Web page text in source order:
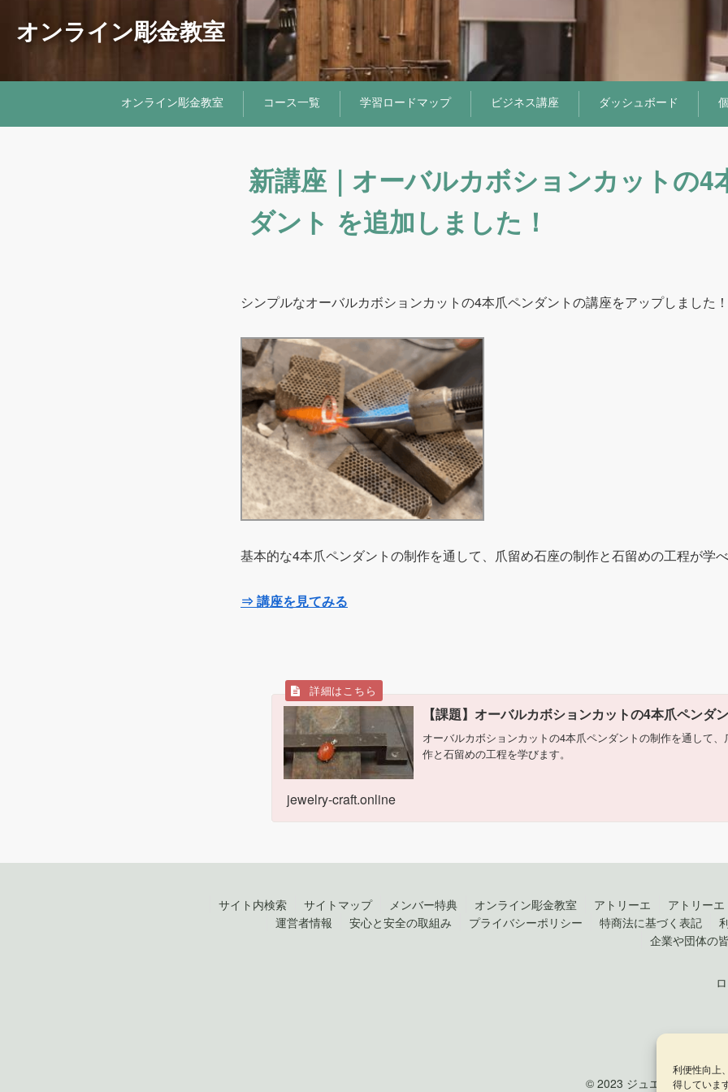
利便性向上
得していま
オンライン彫金教室
オンライン彫金教室 コース一覧 学習ロードマップ ビジネス講座 ダッシュボード
新講座｜オーバルカボションカットの4
ダント を追加しました！
シンプルなオーバルカボションカットの4本爪ペンダントの講座をアップしました！
基本的な4本爪ペンダントの制作を通して、爪留め石座の制作と石留めの工程が学べ
⇒ 講座を見てみる
【課題】オーバルカボションカットの4本爪ペンダ
オーバルカボションカットの4本爪ペンダントの制作を通して、
作と石留めの工程を学びます。
jewelry-craft.online
サイト内検索 サイトマップ メンバー特典 オンライン彫金教室 アトリーエ アトリー
運営者情報
安心と安全の取組み プライバシーポリシー 特商法に基づく表記
企業や団体の
© 2023 ジュエリークラフ